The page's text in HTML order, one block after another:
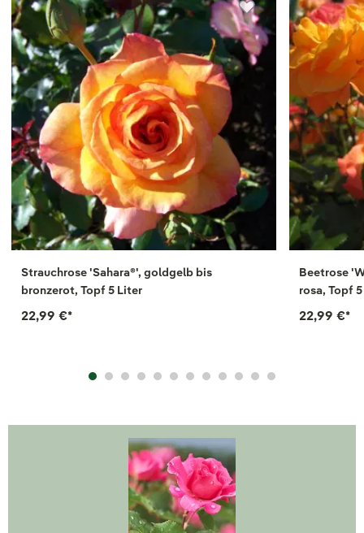
Strauchrose 'Sahara®', goldgelb bis
bronzerot, Topf 5 Liter
22,99 €*
Beetrose
rosa, Topf
22,99 €*